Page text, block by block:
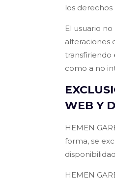
los derechos
El usuario
alteraciones
transfiriendo
como a no
WEB Y
HEMEN
forma, se
HEMEN